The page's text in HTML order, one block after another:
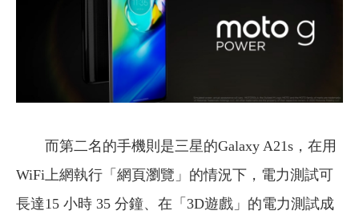
而第二名的手機則是三星的Galaxy A21s，在用
WiFi上網執行「網頁瀏覽」的情況下，電力測試可
長達15 小時 35 分鐘、在「3D遊戲」的電力測試成